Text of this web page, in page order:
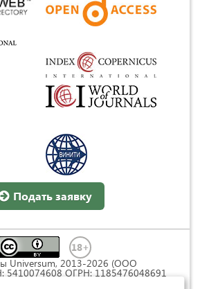
Подать заявку
Universum, 2013-2026 (ООО
5410074608 ОГРН: 1185476048691